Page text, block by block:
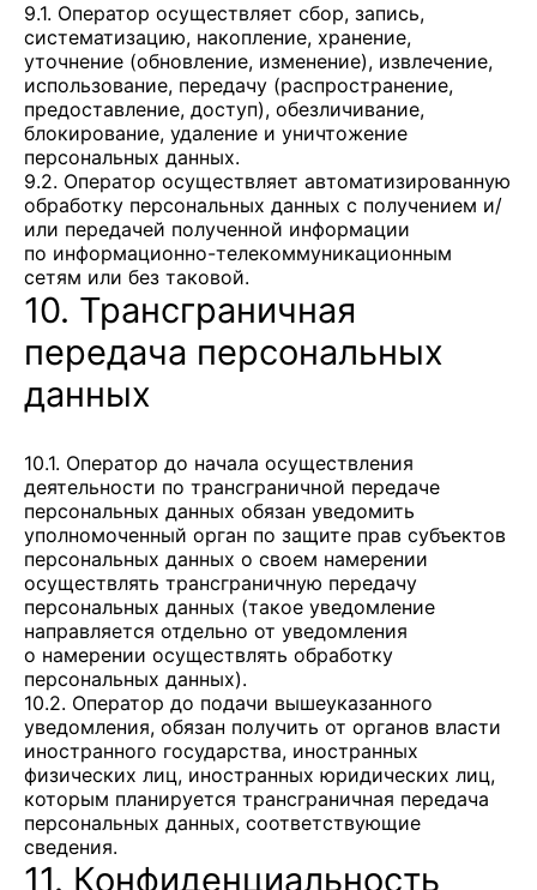
9.1. Оператор осуществляет сбор, запись,
систематизацию, накопление, хранение,
уточнение (обновление, изменение), извлечение,
использование, передачу (распространение,
предоставление, доступ), обезличивание,
блокирование, удаление и уничтожение
персональных данных.
9.2. Оператор осуществляет автоматизированную
обработку персональных данных с получением и/
или передачей полученной информации
по информационно-телекоммуникационным
сетям или без таковой.
10. Трансграничная
передача персональных
данных
10.1. Оператор до начала осуществления
деятельности по трансграничной передаче
персональных данных обязан уведомить
уполномоченный орган по защите прав субъектов
персональных данных о своем намерении
осуществлять трансграничную передачу
персональных данных (такое уведомление
направляется отдельно от уведомления
о намерении осуществлять обработку
персональных данных).
10.2. Оператор до подачи вышеуказанного
уведомления, обязан получить от органов власти
иностранного государства, иностранных
физических лиц, иностранных юридических лиц,
которым планируется трансграничная передача
персональных данных, соответствующие
сведения.
11. Конфиденциальность